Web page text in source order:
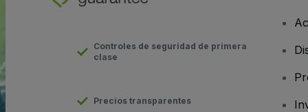
Controles de seguridad de primera
clase
Precios transparentes